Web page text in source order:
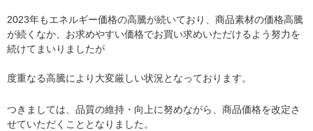
2023年もエネルギー価格の高騰が続いており、商品素材の価格高騰
が続くなか、お求めやすい価格でお買い求めいただけるよう努力を
続けてまいりましたが
度重なる高騰により大変厳しい状況となっております。
つきましては、品質の維持・向上に努めながら、商品価格を改定さ
せていただくこととなりました。